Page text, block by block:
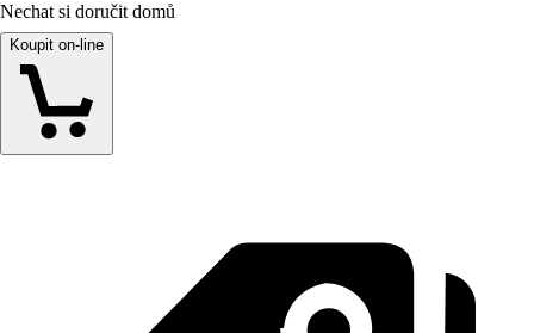
Nechat si doručit domů
Koupit on-line